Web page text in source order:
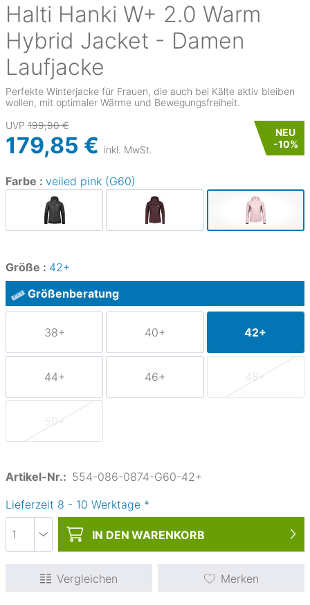
Halti Hanki W+ 2.0 Warm
Hybrid Jacket - Damen
Laufjacke
Perfekte Winterjacke für Frauen, die auch bei Kälte aktiv bleiben
wollen, mit optimaler Wärme und Bewegungsfreiheit.
UVP 199,90 €
179,85 € inkl. MwSt.
NEU
-10%
Farbe : veiled pink (G60)
Größe : 42+
Größenberatung
38+ 40+ 42+
44+ 46+ 48+
50+
Artikel-Nr.: 554-086-0874-G60-42+
Lieferzeit 8 - 10 Werktage *
IN DEN WARENKORB
Vergleichen Merken